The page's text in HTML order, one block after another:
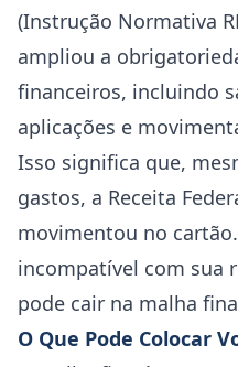
(Instrução Normativa
ampliou a
financeiros, incluindo
aplicações e
Isso significa que,
gastos, a Receita
movimentou no
incompatível com sua
pode cair na malha
O Que Pode Colocar